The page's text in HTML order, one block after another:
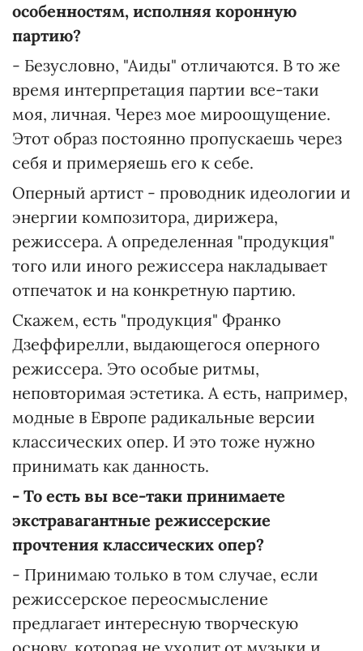
особенностям, исполняя коронную
партию?
- Безусловно, "Аиды" отличаются. В то же
время интерпретация партии все-таки
моя, личная. Через мое мироощущение.
Этот образ постоянно пропускаешь через
себя и примеряешь его к себе.
Оперный артист - проводник идеологии и
энергии композитора, дирижера,
режиссера. А определенная "продукция"
того или иного режиссера накладывает
отпечаток и на конкретную партию.
Скажем, есть "продукция" Франко
Дзеффирелли, выдающегося оперного
режиссера. Это особые ритмы,
неповторимая эстетика. А есть, например,
модные в Европе радикальные версии
классических опер. И это тоже нужно
принимать как данность.
- То есть вы все-таки принимаете
экстравагантные режиссерские
прочтения классических опер?
- Принимаю только в том случае, если
режиссерское переосмысление
предлагает интересную творческую